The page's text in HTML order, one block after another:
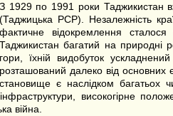
З 1929 по 1991 роки Таджикистан
(Таджицька РСР). Незалежність
фактичне відокремлення
Таджикистан багатий на природні
гори, їхній видобуток
розташований далеко від основних
становище є наслідком багатьох
високогірне
війна.